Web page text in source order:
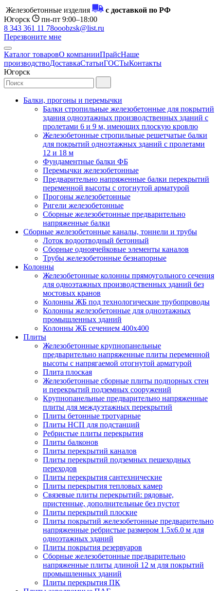
Железобетонные изделия
с доставкой по РФ
Югорск
пн-пт 9:00–18:00
8 343 361 11 78ooobzsk@list.ru
Перезвоните мне
Каталог товаровО компанииПрайсНаше
производствоДоставкаСтатьиГОСТыКонтакты
Югорск
Балки, прогоны и перемычки
Балки стропильные железобетонные для покрытий
здания одноэтажных производственных зданий с
пролетами 6 и 9 м, имеющих плоскую кровлю
Железобетонные стропильные решетчатые балки
для покрытий одноэтажных зданий с пролетами
12 и 18 м
Фундаментные балки ФБ
Перемычки железобетонные
Предварительно напряженные балки перекрытий
переменной высоты с отогнутой арматурой
Прогоны железобетонные
Ригели железобетонные
Сборные железобетонные предварительно
напряженные балки
Сборные железобетонные каналы, тоннели и трубы
Лоток водоотводный бетонный
Сборные одноячейковые элементы каналов
Трубы железобетонные безнапорные
Колонны
Железобетонные колонны прямоугольного сечения
для одноэтажных производственных зданий без
мостовых кранов
Колонны ЖБ под технологические трубопроводы
Колонны железобетонные для одноэтажных
промышленных зданий
Колонны ЖБ сечением 400х400
Плиты
Железобетонные крупнопанельные
предварительно напряженные плиты переменной
высоты с напрягаемой отогнутой арматурой
Плита плоская
Железобетонные сборные плиты подпорных стен
и перекрытий подземных сооружений
Крупнопанельные предварительно напряженные
плиты для междуэтажных перекрытий
Плиты бетонные тротуарные
Плиты НСП для подстанций
Ребристые плиты перекрытия
Плиты балконов
Плиты перекрытий каналов
Плиты перекрытий подземных пешеходных
переходов
Плиты перекрытия сантехнические
Плиты перекрытия тепловых камер
Связевые плиты перекрытий: рядовые,
пристенные, дополнительные без пустот
Плиты перекрытий плоские
Плиты покрытий железобетонные предварительно
напряженные ребристые размером 1.5х6.0 м для
одноэтажных зданий
Плиты покрытия резервуаров
Сборные железобетонные предварительно
напряженные плиты длиной 12 м для покрытий
промышленных зданий
Плиты перекрытия ПК